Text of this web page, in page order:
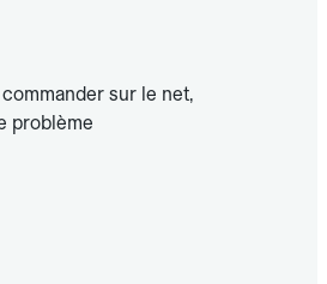
sur le net,
problème